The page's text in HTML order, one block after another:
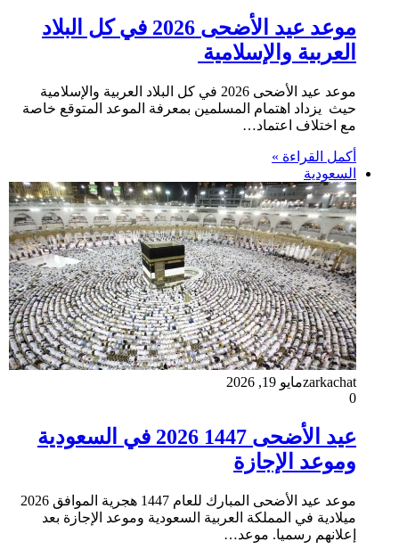
موعد عيد الأضحى 2026 في كل البلاد
العربية والإسلامية
موعد عيد الأضحى 2026 في كل البلاد العربية والإسلامية
حيث يزداد اهتمام المسلمين بمعرفة الموعد المتوقع خاصة
مع اختلاف اعتماد…
أكمل القراءة »
السعودية
zarkachatمايو 19, 2026
0
عيد الأضحى 1447 2026 في السعودية
وموعد الإجازة
موعد عيد الأضحى المبارك للعام 1447 هجرية الموافق 2026
ميلادية في المملكة العربية السعودية وموعد الإجازة بعد
إعلانهم رسميا. موعد…